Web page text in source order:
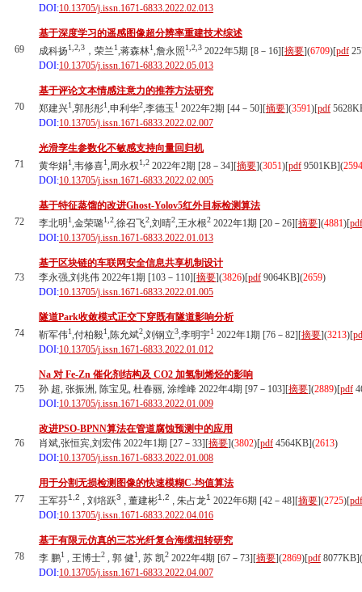
DOI:10.13705/j.issn.1671-6833.2022.02.013
69
基于深度学习的遥感图像超分辨率重建技术综述
成科扬1,2,3 ，荣兰1,蒋森林1,詹永照1,2,3 2022年5期 [8－16][摘要](6709)[pdf
DOI:10.13705/j.issn.1671-6833.2022.05.013
70
基于评论文本情感注意力的推荐方法研究
郑建兴1,郭彤彤1,申利华2,李德玉1 2022年2期 [44－50][摘要](3591)[pdf
DOI:10.13705/j.issn.1671-6833.2022.02.007
71
光滑孪生参数化不敏感支持向量回归机
黄华娟1,韦修喜1,周永权1,2 2022年2期 [28－34][摘要](3051)[pdf 9501KB](2594
DOI:10.13705/j.issn.1671-6833.2022.02.005
72
基于特征蒸馏的改进Ghost-Yolov5红外目标检测算法
李北明 1,金荣璐1,2,徐召飞2,刘晴2,王水根2 2022年1期 [20－26][摘要](4881)[pdf
DOI:10.13705/j.issn.1671-6833.2022.01.013
73
基于区块链的车联网安全信息共享机制设计
李永强,刘兆伟 2022年1期 [103－110][摘要](3826)[pdf 9064KB](2659)
DOI:10.13705/j.issn.1671-6833.2022.01.005
74
隧道Park收敛模式正交下穿既有隧道影响分析
靳军伟1,付柏毅1,陈允斌2,刘钢立3,李明宇1 2022年1期 [76－82][摘要](3213)[
DOI:10.13705/j.issn.1671-6833.2022.01.012
75
Na 对 Fe-Zn 催化剂结构及 CO2 加氢制烯烃的影响
孙 超, 张振洲, 陈宝见, 杜春丽, 涂维峰 2022年4期 [97－103][摘要](2889)[pdf
DOI:10.13705/j.issn.1671-6833.2022.01.009
76
改进PSO-BPNN算法在管道腐蚀预测中的应用
肖斌,张恒宾,刘宏伟 2022年1期 [27－33][摘要](3802)[pdf 4564KB](2613)
DOI:10.13705/j.issn.1671-6833.2022.01.008
77
用于分割无损检测图像的快速模糊C-均值算法
王军芬1,2 , 刘培跃3 , 董建彬1,2 , 朱占龙1 2022年6期 [42－48][摘要](2725)[pdf
DOI:10.13705/j.issn.1671-6833.2022.04.016
78
基于有限元仿真的三芯光纤复合海缆扭转研究
李 鹏1 , 王博士2 , 郭 健1, 苏 凯2 2022年4期 [67－73][摘要](2869)[pdf 8077KB](
DOI:10.13705/j.issn.1671-6833.2022.04.007